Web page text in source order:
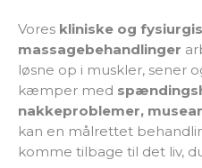
Vores kliniske og
massagebehandlinger
løsne op i muskler, sener
kæmper med
nakkeproblemer,
kan en målrettet
komme tilbage til det liv,